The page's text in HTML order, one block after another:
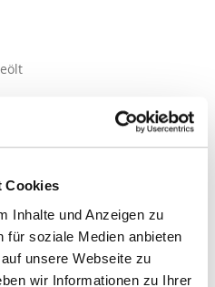
Cookies
Inhalte und Anzeigen zu
für soziale Medien anbieten
unsere Webseite zu
wir Informationen zu Ihrer
Eiche 09024 authentic